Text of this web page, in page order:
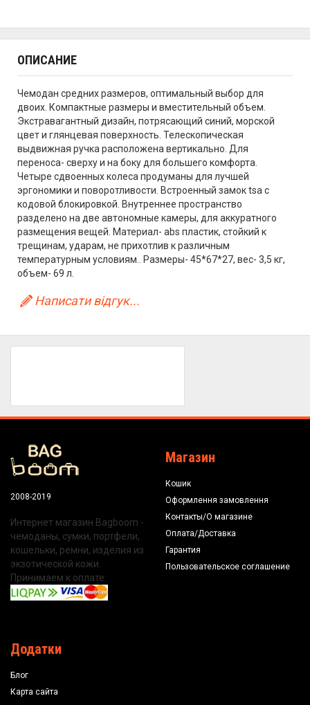
ОПИСАНИЕ
Чемодан средних размеров, оптимальный выбор для
двоих. Компактные размеры и вместительный объем.
Экстравагантный дизайн, потрясающий синий, морской
цвет и глянцевая поверхность. Телескопическая
выдвижная ручка расположена вертикально. Для
переноса- сверху и на боку для большего комфорта.
Четыре сдвоенных колеса продуманы для лучшей
эргономики и поворотливости. Встроенный замок tsa с
кодовой блокировкой. Внутреннее пространство
разделено на две автономные камеры, для аккуратного
размещения вещей. Материал- abs пластик, стойкий к
трещинам, ударам, не прихотлив к различным
температурным условиям.. Размеры- 45*67*27, вес- 3,5 кг,
объем- 69 л.
Написати відгук...
2008-2019
Интернет магазин Bagboom -
чемоданы, сумки, портфели,
кошельки, ремни, изделия из
экзотической кожи.
Принимаем к оплате:
Магазин
Кошик
Оформлення замовлення
Контакты/О магазине
Оплата/Доставка
Гарантия
Пользовательское соглашение
Додатки
Блог
Карта сайта